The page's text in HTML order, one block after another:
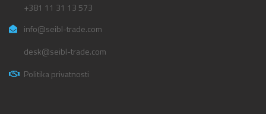
+381 11 31 13 573
info@seibl-trade.com
desk@seibl-trade.com
Politika privatnosti